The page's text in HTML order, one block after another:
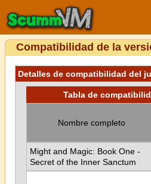
Compatibilidad de la
Detalles de compatibilidad del
Tabla de
Nombre completo
Might and Magic: Book One -
Secret of the Inner Sanctum